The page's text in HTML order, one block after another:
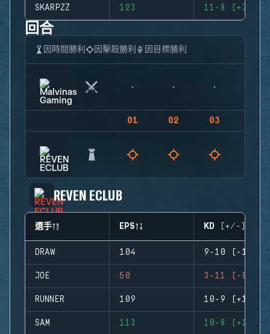
SKARPZZ 123 11-8 (+3)
回合
因時間勝利 因擊殺勝利 因目標勝利
01 02 03
REVEN ECLUB
選手 EPS KD (+/-)
DRAW 104 9-10 (-1)
JOE 50 3-11 (-8)
RUNNER 109 10-9 (+1)
SAM 113 10-8 (+2)